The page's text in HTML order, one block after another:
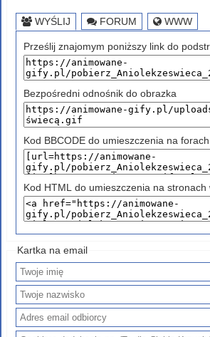
WYŚLIJ FORUM WWW
Prześlij znajomym poniższy link do
Bezpośredni odnośnik do obrazka
Kod BBCODE do umieszczenia na
Kod HTML do umieszczenia na stronach
Kartka na email